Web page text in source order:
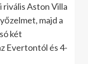
rivális Aston Villa
majd a
két
Evertontól és 4-